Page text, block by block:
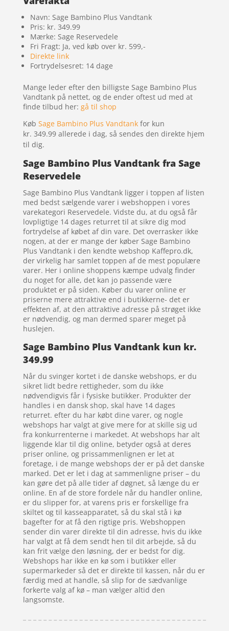
Navn: Sage Bambino Plus Vandtank
Pris: kr. 349.99
Mærke: Sage Reservedele
Fri Fragt: Ja, ved køb over kr. 599,-
Direkte link
Fortrydelsesret: 14 dage
Mange leder efter den billigste Sage Bambino Plus
Vandtank på nettet, og de ender oftest ud med at
finde tilbud her: gå til shop
Køb Sage Bambino Plus Vandtankfor kun
kr. 349.99 allerede i dag, så sendes den direkte hjem
til dig.
Sage Bambino Plus Vandtank fra Sage
Reservedele
Sage Bambino Plus Vandtank ligger i toppen af listen
med bedst sælgende varer i webshoppen i vores
varekategori Reservedele. Vidste du, at du også får
lovpligtige 14 dages returret til at sikre dig mod
fortrydelse af købet af din vare. Det overrasker ikke
nogen, at der er mange der køber Sage Bambino
Plus Vandtank i den kendte webshop Kaffepro.dk,
der virkelig har samlet toppen af de mest populære
varer. Her i online shoppens kæmpe udvalg finder
du noget for alle, det kan jo passende være
produktet er på siden. Køber du varer online er
priserne mere attraktive end i butikkerne- det er
effekten af, at den attraktive adresse på strøget ikke
er nødvendig, og man dermed sparer meget på
huslejen.
Sage Bambino Plus Vandtank kun kr.
349.99
Når du svinger kortet i de danske webshops, er du
sikret lidt bedre rettigheder, som du ikke
nødvendigvis får i fysiske butikker. Produkter der
handles i en dansk shop, skal have 14 dages
returret. efter du har købt dine varer, og nogle
webshops har valgt at give mere for at skille sig ud
fra konkurrenterne i markedet. At webshops har alt
liggende klar til dig online, betyder også at deres
priser online, og prissammenlignen er let at
foretage, i de mange webshops der er på det danske
marked. Det er let i dag at sammenligne priser – du
kan gøre det på alle tider af døgnet, så længe du er
online. En af de store fordele når du handler online,
er du slipper for, at varens pris er forskellige fra
skiltet og til kasseapparatet, så du skal stå i kø
bagefter for at få den rigtige pris. Webshoppen
sender din varer direkte til din adresse, hvis du ikke
har valgt at få dem sendt hen til dit arbejde, så du
kan frit vælge den løsning, der er bedst for dig.
Webshops har ikke en kø som i butikker eller
supermarkeder så det er direkte til kassen, når du er
færdig med at handle, så slip for de sædvanlige
forkerte valg af kø – man vælger altid den
langsomste.